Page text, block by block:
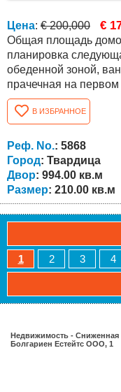
Цена: € 200,000 €
Общая площадь
планировка следующая: В главном доме есть
обеденной зоной,
прачечная на первом этаже. Второй
гостиная, две спальни и
являются необычно
кв.м., асфальтированная дорога, массивный забор,
массивный гараж,
твердотопливным
В ИЗБРАННОЕ
Реф. No.: 5868
Город: Твардица
Двор: 994.00 кв.м
Размер: 210.00 кв.м
1 2 3 4
Недвижимость - Сниженная
Болгариен Естейтс ООО, 1